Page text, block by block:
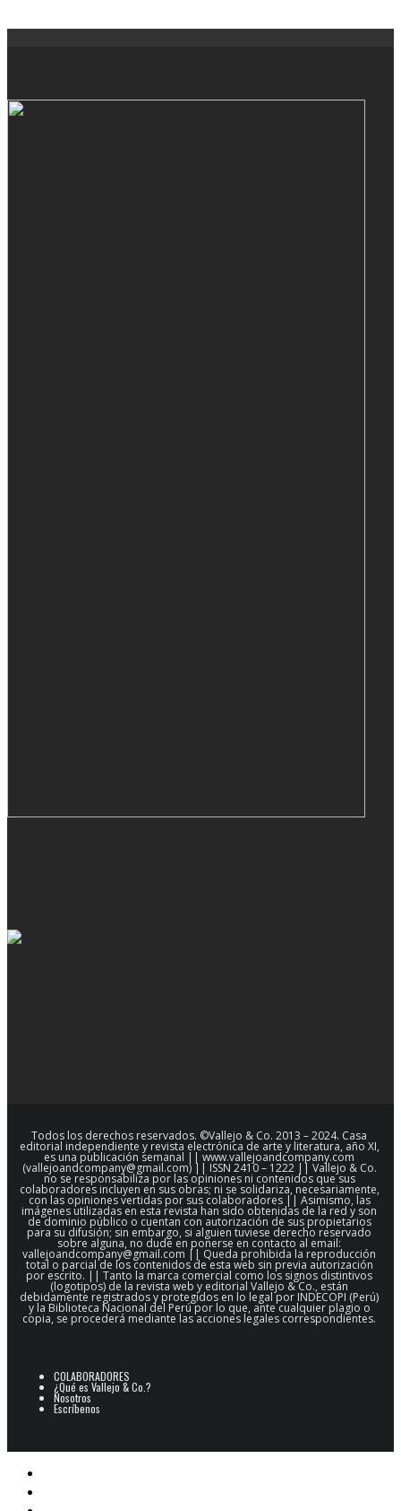
Todos los derechos reservados. ©Vallejo & Co. 2013 – 2024. Casa
editorial independiente y revista electrónica de arte y literatura, año XI,
es una publicación semanal || www.vallejoandcompany.com
(vallejoandcompany@gmail.com) || ISSN 2410 – 1222 || Vallejo & Co.
no se responsabiliza por las opiniones ni contenidos que sus
colaboradores incluyen en sus obras; ni se solidariza, necesariamente,
con las opiniones vertidas por sus colaboradores || Asimismo, las
imágenes utilizadas en esta revista han sido obtenidas de la red y son
de dominio público o cuentan con autorización de sus propietarios
para su difusión; sin embargo, si alguien tuviese derecho reservado
sobre alguna, no dude en ponerse en contacto al email:
vallejoandcompany@gmail.com || Queda prohibida la reproducción
total o parcial de los contenidos de esta web sin previa autorización
por escrito. || Tanto la marca comercial como los signos distintivos
(logotipos) de la revista web y editorial Vallejo & Co., están
debidamente registrados y protegidos en lo legal por INDECOPI (Perú)
y la Biblioteca Nacional del Perú por lo que, ante cualquier plagio o
copia, se procederá mediante las acciones legales correspondientes.
COLABORADORES
¿Qué es Vallejo & Co.?
Nosotros
Escríbenos